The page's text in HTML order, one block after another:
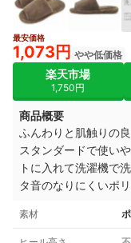
最安価格
1,073円 やや低価格
楽天市場
1,750円
商品概要
ふんわりと肌触りの
スタンダードで使い
トに入れて洗濯機で
タ音のなりにくいポ
素材